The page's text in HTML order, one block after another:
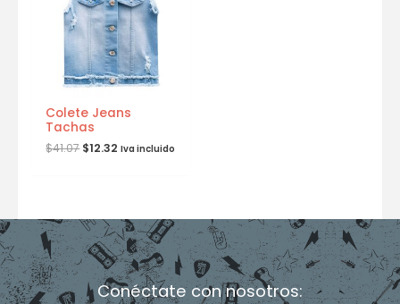
Colete Jeans
Tachas
$41.07 $12.32 Iva incluido
Conéctate con nosotros: